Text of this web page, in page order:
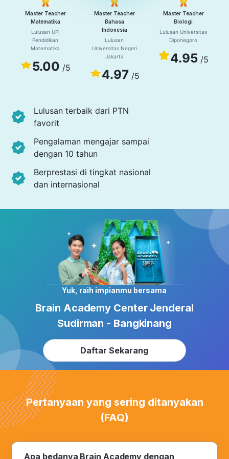
Master Teacher
Matematika
Lulusan UPI
Pendidikan
Matematika
5.00 /5
Master Teacher
Bahasa
Indonesia
Lulusan
Universitas Negeri
Jakarta
4.97 /5
Master Teacher
Biologi
Lulusan Universitas
Diponegoro
4.95 /5
Lulusan terbaik dari PTN
favorit
Pengalaman mengajar sampai
dengan 10 tahun
Berprestasi di tingkat nasional
dan internasional
Yuk, raih impianmu bersama
Brain Academy Center Jenderal
Sudirman - Bangkinang
Daftar Sekarang
Pertanyaan yang sering ditanyakan
(FAQ)
Apa bedanya Brain Academy dengan